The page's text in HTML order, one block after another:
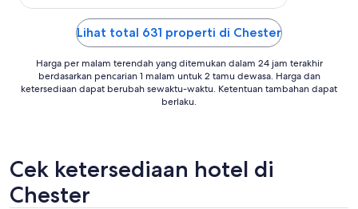
Lihat total 631 properti di Chester
Harga per malam terendah yang ditemukan dalam 24 jam terakhir
berdasarkan pencarian 1 malam untuk 2 tamu dewasa. Harga dan
ketersediaan dapat berubah sewaktu-waktu. Ketentuan tambahan dapat
berlaku.
Cek ketersediaan hotel di
Chester